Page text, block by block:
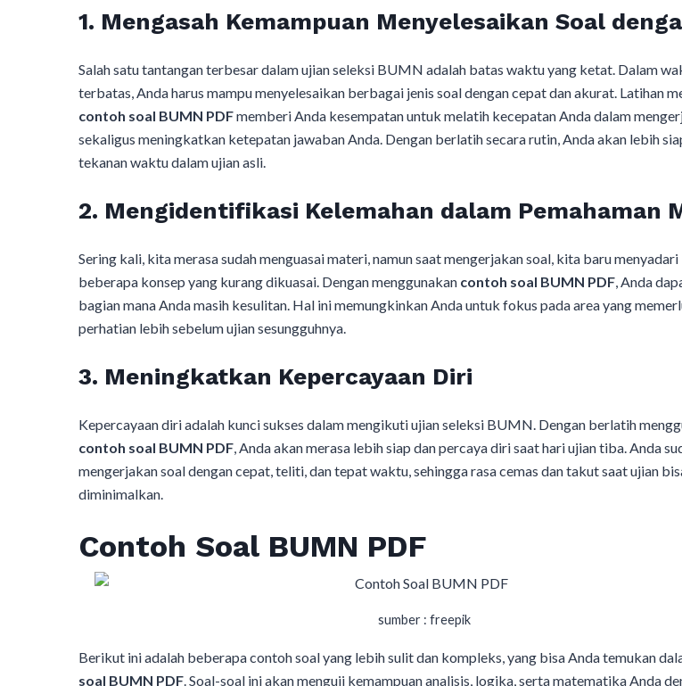
1. Mengasah Kemampuan Menyelesaikan Soal
Salah satu tantangan terbesar dalam ujian seleksi BUMN adalah batas waktu yang ketat. Dalam
terbatas, Anda harus mampu menyelesaikan berbagai jenis soal dengan cepat dan akurat. Latihan
contoh soal BUMN PDFmemberi Anda kesempatan untuk melatih kecepatan Anda dalam
sekaligus meningkatkan ketepatan jawaban Anda. Dengan berlatih secara rutin, Anda akan lebih
tekanan waktu dalam ujian asli.
2. Mengidentifikasi Kelemahan dalam Pemahaman
Sering kali, kita merasa sudah menguasai materi, namun saat mengerjakan soal, kita baru
beberapa konsep yang kurang dikuasai. Dengan menggunakan contoh soal BUMN PDF, Anda
bagian mana Anda masih kesulitan. Hal ini memungkinkan Anda untuk fokus pada area yang
perhatian lebih sebelum ujian sesungguhnya.
3. Meningkatkan Kepercayaan Diri
Kepercayaan diri adalah kunci sukses dalam mengikuti ujian seleksi BUMN. Dengan berlatih
contoh soal BUMN PDF, Anda akan merasa lebih siap dan percaya diri saat hari ujian tiba. Anda
mengerjakan soal dengan cepat, teliti, dan tepat waktu, sehingga rasa cemas dan takut saat ujian
diminimalkan.
Contoh Soal BUMN PDF
sumber : freepik
Berikut ini adalah beberapa contoh soal yang lebih sulit dan kompleks, yang bisa Anda temukan
soal BUMN PDF . Soal-soal ini akan menguji kemampuan analisis, logika, serta matematika Anda